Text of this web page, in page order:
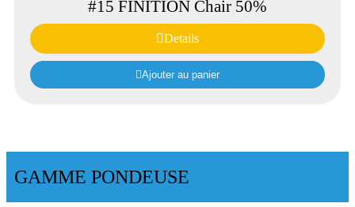
#15 FINITION Chair 50%
Details
Ajouter au panier
GAMME PONDEUSE